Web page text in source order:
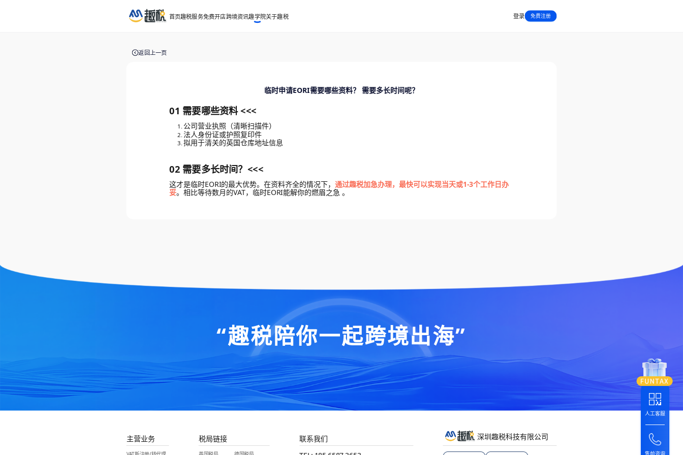
人工客服
售前咨询
首页趣税服务免费开店跨境资讯趣学院关于趣税 登录 免费注册
返回上一页
临时申请EORI需要哪些资料？ 需要多长时间呢？
01 需要哪些资料 <<<
公司营业执照（清晰扫描件）
法人身份证或护照复印件
拟用于清关的英国仓库地址信息
02 需要多长时间？<<<
这才是临时EORI的最大优势。在资料齐全的情况下，通过趣税加急办理，最快可以实现当天或1-3个工作日办
妥。相比等待数月的VAT，临时EORI能解你的燃眉之急 。
“趣税陪你一起跨境出海”
主营业务 税局链接 联系我们 深圳趣税科技有限公司